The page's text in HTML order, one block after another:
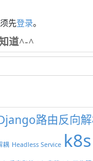
先登录。
道^-^
路由反向
耦 Headless Service k8s